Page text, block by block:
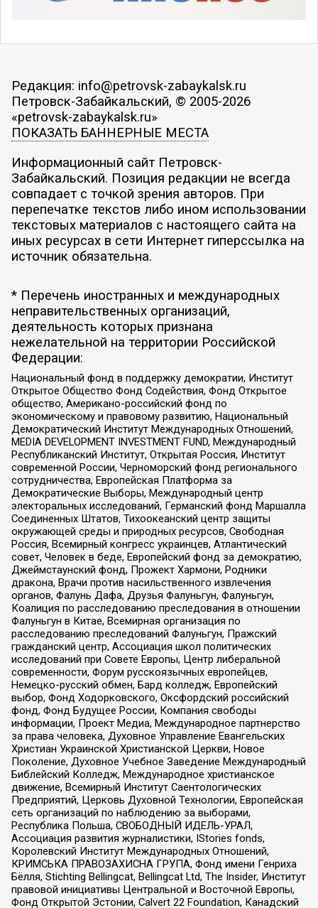
Редакция: info@petrovsk-zabaykalsk.ru
Петровск-Забайкальский, © 2005-2026
«petrovsk-zabaykalsk.ru»
ПОКАЗАТЬ БАННЕРНЫЕ МЕСТА
Информационный сайт Петровск-
Забайкальский. Позиция редакции не всегда
совпадает с точкой зрения авторов. При
перепечатке текстов либо ином использовании
текстовых материалов с настоящего сайта на
иных ресурсах в сети Интернет гиперссылка на
источник обязательна.
* Перечень иностранных и международных
неправительственных организаций,
деятельность которых признана
нежелательной на территории Российской
Федерации:
Национальный фонд в поддержку демократии, Институт
Открытое Общество Фонд Содействия, Фонд Открытое
общество, Американо-российский фонд по
экономическому и правовому развитию, Национальный
Демократический Институт Международных Отношений,
MEDIA DEVELOPMENT INVESTMENT FUND, Международный
Республиканский Институт, Открытая Россия, Институт
современной России, Черноморский фонд регионального
сотрудничества, Европейская Платформа за
Демократические Выборы, Международный центр
электоральных исследований, Германский фонд Маршалла
Соединенных Штатов, Тихоокеанский центр защиты
окружающей среды и природных ресурсов, Свободная
Россия, Всемирный конгресс украинцев, Атлантический
совет, Человек в беде, Европейский фонд за демократию,
Джеймстаунский фонд, Прожект Хармони, Родники
дракона, Врачи против насильственного извлечения
органов, Фалунь Дафа, Друзья Фалуньгун, Фалуньгун,
Коалиция по расследованию преследования в отношении
Фалуньгун в Китае, Всемирная организация по
расследованию преследований Фалуньгун, Пражский
гражданский центр, Ассоциация школ политических
исследований при Совете Европы, Центр либеральной
современности, Форум русскоязычных европейцев,
Немецко-русский обмен, Бард колледж, Европейский
выбор, Фонд Ходорковского, Оксфордский российский
фонд, Фонд Будущее России, Компания свободы
информации, Проект Медиа, Международное партнерство
за права человека, Духовное Управление Евангельских
Христиан Украинской Христианской Церкви, Новое
Поколение, Духовное Учебное Заведение Международный
Библейский Колледж, Международное христианское
движение, Всемирный Институт Саентологических
Предприятий, Церковь Духовной Технологии, Европейская
сеть организаций по наблюдению за выборами,
Республика Польша, СВОБОДНЫЙ ИДЕЛЬ-УРАЛ,
Ассоциация развития журналистики, IStories fonds,
Королевский Институт Международных Отношений,
КРИМСЬКА ПРАВОЗАХИСНА ГРУПА, Фонд имени Генриха
Бёлля, Stichting Bellingcat, Bellingcat Ltd, The Insider, Институт
правовой инициативы Центральной и Восточной Европы,
Фонд Открытой Эстонии, Calvert 22 Foundation, Канадский